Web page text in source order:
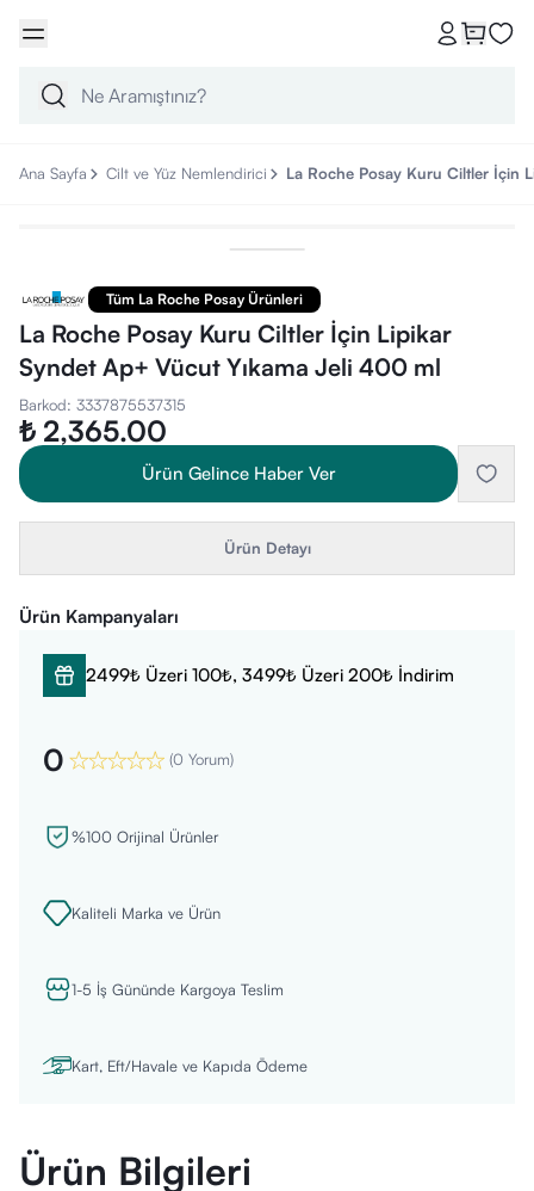
Ana Sayfa Cilt ve Yüz Nemlendirici La Roche Posay Kuru Ciltler İçin
Tüm La Roche Posay Ürünleri
La Roche Posay Kuru Ciltler İçin Lipikar
Syndet Ap+ Vücut Yıkama Jeli 400 ml
Barkod: 3337875537315
₺ 2,365.00
Ürün Gelince Haber Ver
Ürün Detayı
Ürün Kampanyaları
2499₺ Üzeri 100₺, 3499₺ Üzeri 200₺ İndirim
0 (0 Yorum)
%100 Orijinal Ürünler
Kaliteli Marka ve Ürün
1-5 İş Gününde Kargoya Teslim
Kart, Eft/Havale ve Kapıda Ödeme
Ürün Bilgileri